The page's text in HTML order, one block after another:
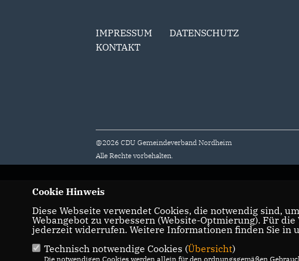
IMPRESSUM
DATENSCHUTZ
KONTAKT
@2026 CDU Gemeindeverband Nordheim
Alle Rechte vorbehalten.
Cookie Hinweis
Diese Webseite verwendet Cookies, die notwendig sind,
Webangebot zu verbessern (Website-Optmierung). Für
jederzeit widerrufen. Weitere Informationen finden Sie in
Technisch notwendige Cookies (Übersicht)
Die notwendigen Cookies werden allein für den ordnungsgemäßen